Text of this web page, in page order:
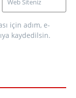
için adım, e-
kaydedilsin.